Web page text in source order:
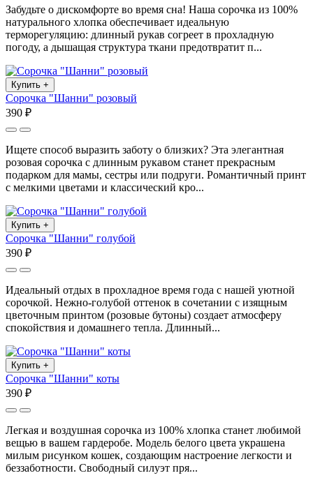
Забудьте о дискомфорте во время сна! Наша сорочка из 100%
натурального хлопка обеспечивает идеальную
терморегуляцию: длинный рукав согреет в прохладную
погоду, а дышащая структура ткани предотвратит п...
Купить +
Сорочка "Шанни" розовый
390 ₽
Ищете способ выразить заботу о близких? Эта элегантная
розовая сорочка с длинным рукавом станет прекрасным
подарком для мамы, сестры или подруги. Романтичный принт
с мелкими цветами и классический кро...
Купить +
Сорочка "Шанни" голубой
390 ₽
Идеальный отдых в прохладное время года с нашей уютной
сорочкой. Нежно-голубой оттенок в сочетании с изящным
цветочным принтом (розовые бутоны) создает атмосферу
спокойствия и домашнего тепла. Длинный...
Купить +
Сорочка "Шанни" коты
390 ₽
Легкая и воздушная сорочка из 100% хлопка станет любимой
вещью в вашем гардеробе. Модель белого цвета украшена
милым рисунком кошек, создающим настроение легкости и
беззаботности. Свободный силуэт пря...